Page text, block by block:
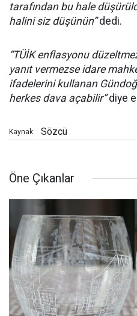
tarafından bu hale
halini siz düşünün”dedi.
“TÜİK enflasyonu
yanıt vermezse idare
ifadelerini kullanan
herkes dava açabilir”diye
Kaynak: Sözcü
Öne Çıkanlar